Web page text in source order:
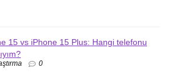
15 vs iPhone 15 Plus: Hangi telefonu
0